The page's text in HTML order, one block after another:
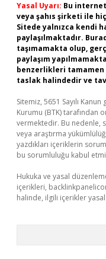
Yasal Uyarı: Bu
veya şahıs şirketi ile
Sitede yalnızca kendi
paylaşılmaktadır.
taşımamakta olup,
paylaşım
benzerlikleri
taslak halindedir ve
Sitemiz, 5651 Sayılı
Kurumu (BTK) tarafından
vermektedir. Bu nedenle,
veya araştırma
yazdıkları içeriklerin
bu sorumluluğu kabul
Hukuka ve yasal
içerikleri,
halinde, ilgili içerikler